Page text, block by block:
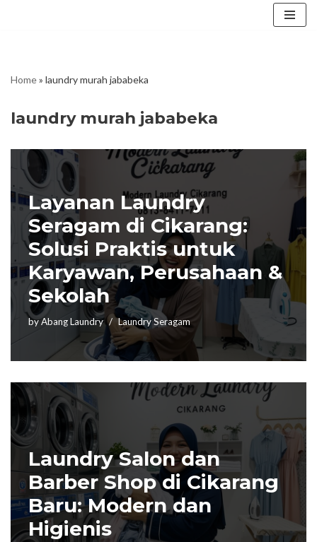
Home» laundry murah jababeka
laundry murah jababeka
Layanan Laundry
Seragam di Cikarang:
Solusi Praktis untuk
Karyawan, Perusahaan &
Sekolah
byAbang Laundry Laundry Seragam
Laundry Salon dan
Barber Shop di Cikarang
Baru: Modern dan
Higienis